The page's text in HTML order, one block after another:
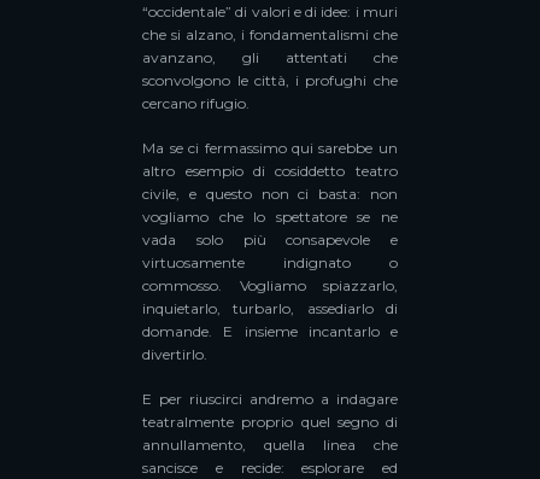
“occidentale” di valori e di idee: i muri
che si alzano, i fondamentalismi che
avanzano, gli attentati che
sconvolgono le città, i profughi che
cercano rifugio.
Ma se ci fermassimo qui sarebbe un
altro esempio di cosiddetto teatro
civile, e questo non ci basta: non
vogliamo che lo spettatore se ne
vada solo più consapevole e
virtuosamente indignato o
commosso. Vogliamo spiazzarlo,
inquietarlo, turbarlo, assediarlo di
domande. E insieme incantarlo e
divertirlo.
E per riuscirci andremo a indagare
teatralmente proprio quel segno di
annullamento, quella linea che
sancisce e recide: esplorare ed